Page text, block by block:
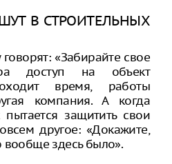
В СТРОИТЕЛЬНЫХ
«Забирайте свое
доступ на объект
время, работы
компания. А когда
защитить свои
другое: «Докажите,
здесь было».